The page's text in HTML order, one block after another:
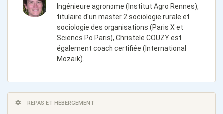
Ingénieure agronome (Institut Agro Rennes),
titulaire d'un master 2 sociologie rurale et
sociologie des organisations (Paris X et
Sciencs Po Paris), Christele COUZY est
également coach certifiée (International
Mozaïk).
REPAS ET HÉBERGEMENT